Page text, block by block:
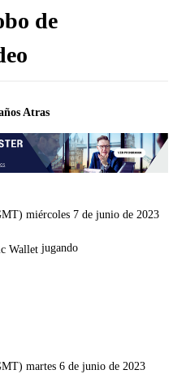
de
Atras
miércoles 7 de junio de 2023
jugando
martes 6 de junio de 2023